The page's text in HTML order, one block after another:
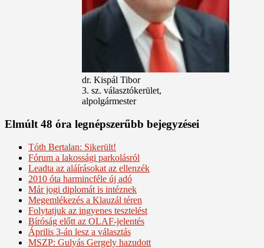
dr. Kispál Tibor
3. sz. választókerület,
alpolgármester
Elmúlt 48 óra legnépszerűbb bejegyzései
Tóth Bertalan: Sikerült!
Fórum a lakossági parkolásról
Leadta az aláírásokat az ellenzék
2010 óta harmincféle új adó
Már jogi diplomát is intéznek
Megemlékezés a Klauzál téren
Folytatjuk az ingyenes tesztelést
Bíróság előtt az OLAF-jelentés
Április 3-án lesz a választás
MSZP: Gulyás Gergely hazudott